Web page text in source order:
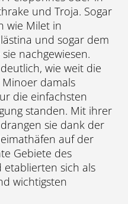
und Troja. Sogar
wie Milet in
und sogar dem
nachgewiesen.
wie weit die
damals
die einfachsten
standen. Mit ihrer
sie dank der
auf der
Gebiete des
sich als
wichtigsten